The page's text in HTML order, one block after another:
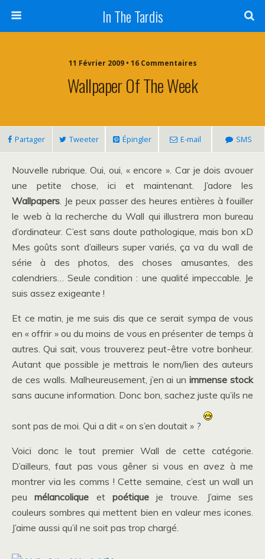
In The Tardis
11 Février 2009 • 16 Commentaires
Wallpaper Of The Week
Partager Tweeter Épingler E-mail SMS
Nouvelle rubrique. Oui, oui, « encore ». Car je dois avouer
une petite chose, ici et maintenant. J’adore les
Wallpapers. Je peux passer des heures entières à fouiller
le web à la recherche du Wall qui illustrera mon bureau
d’ordinateur. C’est sans doute pathologique, mais bon xD
Mes goûts sont d’ailleurs super variés, ça va du wall de
série à des photos, des choses amusantes, des
calendriers… Seule condition : une qualité impeccable. Je
suis assez exigeante !
Et ce matin, je me suis dis que ce serait sympa de vous
en « offrir » ou du moins de vous en présenter de temps à
autres. Qui sait, vous trouverez peut-être votre bonheur.
Autant que possible je mettrais le nom/lien des auteurs
de ces walls. Malheureusement, j’en ai unimmense stock
sans aucune information. Donc bon, sachez juste qu’ils ne
sont pas de moi. Qui a dit « on s’en doutait » ?
Voici donc le tout premier Wall de cette catégorie.
D’ailleurs, faut pas vous gêner si vous en avez à me
montrer via les comms ! Cette semaine, c’est un wall un
peumélancolique et poétiqueje trouve. J’aime ses
couleurs sombres qui mettent bien en valeur mes icones.
J’aime aussi qu’il ne soit pas trop chargé.